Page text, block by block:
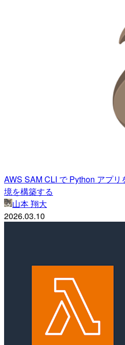
AWS SAM CLI で Python アプ
境を構築する
山本 翔大
2026.03.10